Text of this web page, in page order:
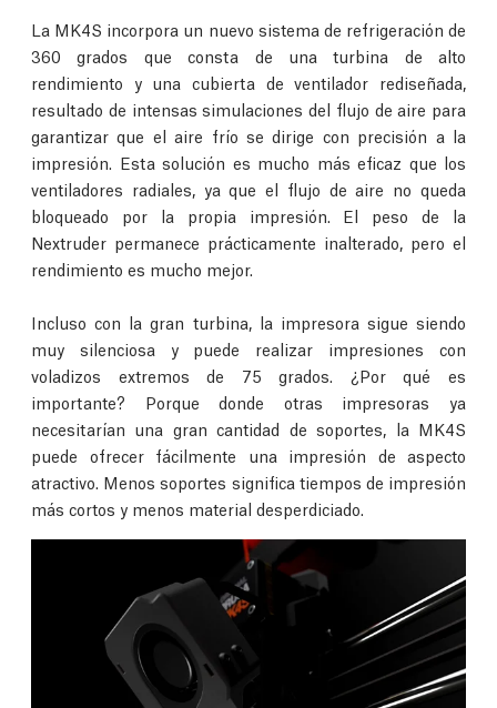
La MK4S incorpora un nuevo sistema de refrigeración de
360 grados que consta de una turbina de alto
rendimiento y una cubierta de ventilador rediseñada,
resultado de intensas simulaciones del flujo de aire para
garantizar que el aire frío se dirige con precisión a la
impresión. Esta solución es mucho más eficaz que los
ventiladores radiales, ya que el flujo de aire no queda
bloqueado por la propia impresión. El peso de la
Nextruder permanece prácticamente inalterado, pero el
rendimiento es mucho mejor.
Incluso con la gran turbina, la impresora sigue siendo
muy silenciosa y puede realizar impresiones con
voladizos extremos de 75 grados. ¿Por qué es
importante? Porque donde otras impresoras ya
necesitarían una gran cantidad de soportes, la MK4S
puede ofrecer fácilmente una impresión de aspecto
atractivo. Menos soportes significa tiempos de impresión
más cortos y menos material desperdiciado.